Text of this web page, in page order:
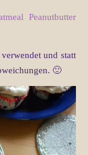
Peanutbutter
und statt
🙂